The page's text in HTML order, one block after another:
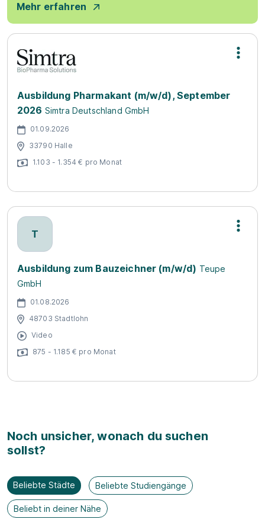
Mehr erfahren
Ausbildung Pharmakant (m/w/d), September
2026 Simtra Deutschland GmbH
01.09.2026
33790 Halle
1.103 - 1.354 € pro Monat
T
Ausbildung zum Bauzeichner (m/w/d) Teupe
GmbH
01.08.2026
48703 Stadtlohn
Video
875 - 1.185 € pro Monat
Noch unsicher, wonach du suchen
sollst?
Beliebte Städte Beliebte Studiengänge
Beliebt in deiner Nähe